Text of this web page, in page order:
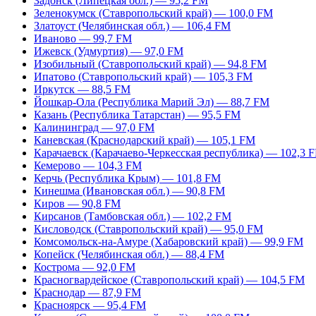
Зеленокумск (Ставропольский край) — 100,0 FM
Златоуст (Челябинская обл.) — 106,4 FM
Иваново — 99,7 FM
Ижевск (Удмуртия) — 97,0 FM
Изобильный (Ставропольский край) — 94,8 FM
Ипатово (Ставропольский край) — 105,3 FM
Иркутск — 88,5 FM
Йошкар-Ола (Республика Марий Эл) — 88,7 FM
Казань (Республика Татарстан) — 95,5 FM
Калининград — 97,0 FM
Каневская (Краснодарский край) — 105,1 FM
Карачаевск (Карачаево-Черкесская республика) — 102,3
Кемерово — 104,3 FM
Керчь (Республика Крым) — 101,8 FM
Кинешма (Ивановская обл.) — 90,8 FM
Киров — 90,8 FM
Кирсанов (Тамбовская обл.) — 102,2 FM
Кисловодск (Ставропольский край) — 95,0 FM
Комсомольск-на-Амуре (Хабаровский край) — 99,9 FM
Копейск (Челябинская обл.) — 88,4 FM
Кострома — 92,0 FM
Красногвардейское (Ставропольский край) — 104,5 FM
Краснодар — 87,9 FM
Красноярск — 95,4 FM